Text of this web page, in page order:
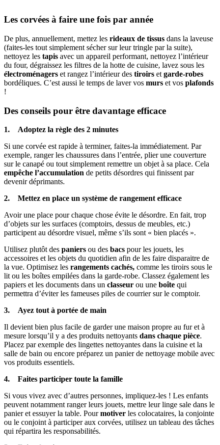
Les corvées à faire une fois par année
De plus, annuellement, mettez les rideaux de tissus dans la laveuse
(faites-les tout simplement sécher sur leur tringle par la suite),
nettoyez les tapis avec un appareil performant, nettoyez l’intérieur
du four, dégraissez les filtres de la hotte de cuisine, lavez sous les
électroménagers et rangez l’intérieur des tiroirs et garde-robes
bordéliques. C’est aussi le temps de laver vos murs et vos plafonds
!
Des conseils pour être davantage efficace
1. Adoptez la règle des 2 minutes
Si une corvée est rapide à terminer, faites-la immédiatement. Par
exemple, ranger les chaussures dans l’entrée, plier une couverture
sur le canapé ou tout simplement remettre un objet à sa place. Cela
empêche l’accumulation de petits désordres qui finissent par
devenir déprimants.
2. Mettez en place un système de rangement efficace
Avoir une place pour chaque chose évite le désordre. En fait, trop
d’objets sur les surfaces (comptoirs, dessus de meubles, etc.)
participent au désordre visuel, même s’ils sont « bien placés ».
Utilisez plutôt des paniers ou des bacs pour les jouets, les
accessoires et les objets du quotidien afin de les faire disparaitre de
la vue. Optimisez les rangements cachés, comme les tiroirs sous le
lit ou les boîtes empilées dans la garde-robe. Classez également les
papiers et les documents dans un classeur ou une boîte qui
permettra d’éviter les fameuses piles de courrier sur le comptoir.
3. Ayez tout à portée de main
Il devient bien plus facile de garder une maison propre au fur et à
mesure lorsqu’il y a des produits nettoyants dans chaque pièce.
Placez par exemple des lingettes nettoyantes dans la cuisine et la
salle de bain ou encore préparez un panier de nettoyage mobile avec
vos produits essentiels.
4. Faites participer toute la famille
Si vous vivez avec d’autres personnes, impliquez-les ! Les enfants
peuvent notamment ranger leurs jouets, mettre leur linge sale dans le
panier et essuyer la table. Pourmotiver les colocataires, la conjointe
ou le conjoint à participer aux corvées, utilisez un tableau des tâches
qui répartira les responsabilités.